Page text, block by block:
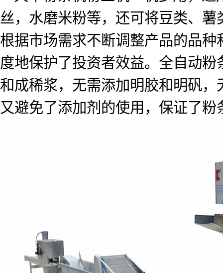
丝，水磨米粉等，还可将豆类、
根据市场需求不断调整产品的品
度地保护了投资者效益。全自动
和成稀浆，无需添加明胶和明矾
又避免了添加剂的使用，保证了